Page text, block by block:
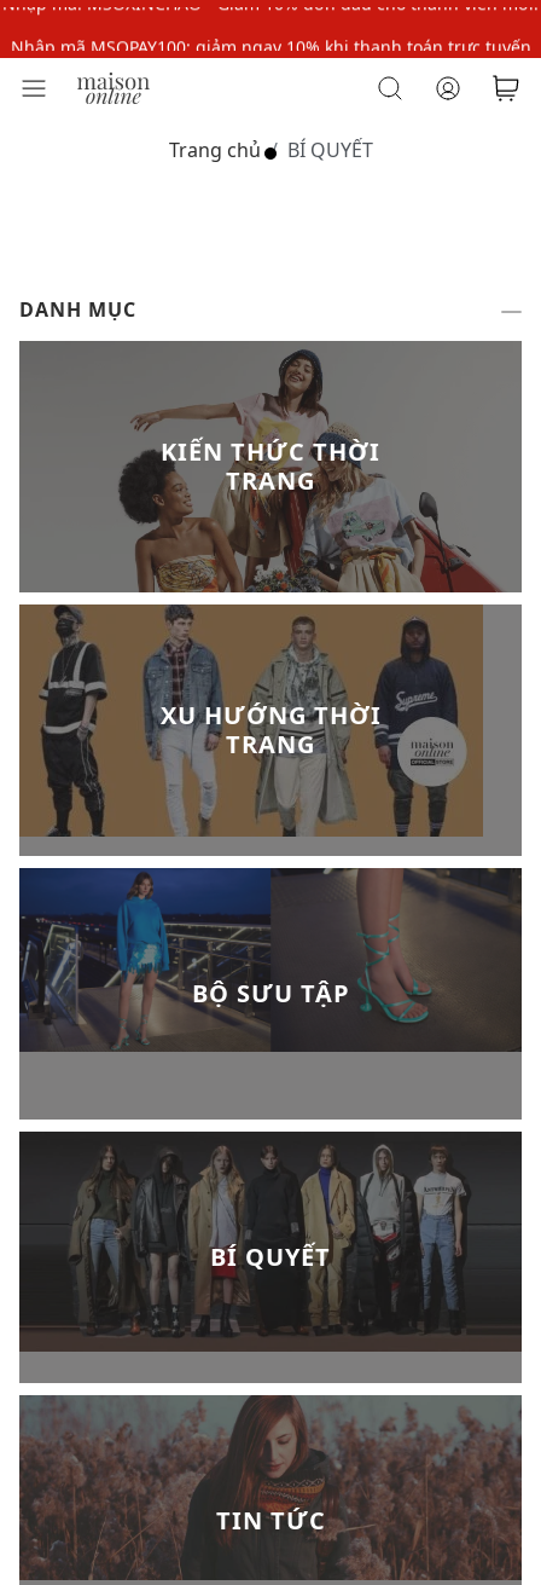
Nhập mã: MSOXINCHAO - Giảm 10% đơn đầu cho thành viên mới!
Nhập mã: MSOXINCHAO - Giảm 10% đơn đầu cho thành viên mới!
Trang chủ BÍ QUYẾT
DANH MỤC
KIẾN THỨC THỜI
TRANG
XU HƯỚNG THỜI
TRANG
BỘ SƯU TẬP
BÍ QUYẾT
TIN TỨC